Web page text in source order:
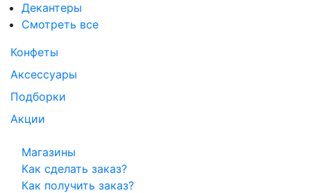
Декантеры
Смотреть все
Конфеты
Аксессуары
Подборки
Акции
Магазины
Как сделать заказ?
Как получить заказ?